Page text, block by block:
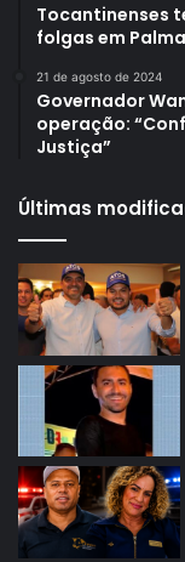
Tocantinenses
folgas em
21 de agosto de 2024
Governador
operação:
Justiça”
Últimas